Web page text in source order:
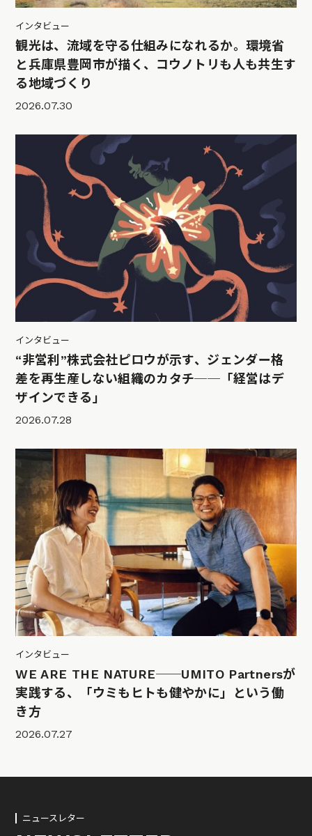
インタビュー
観光は、流域を守る仕組みになれるか。環境省
と兵庫県豊岡市が描く、コウノトリも人も共生す
る地域づくり
2026.07.30
インタビュー
“非営利”株式会社ピロウが示す、ジェンダー格
差を再生産しない組織のカタチ──「経営はデ
ザインできる」
2026.07.28
インタビュー
WE ARE THE NATURE──UMITO Partnersが
実践する、「ウミもヒトも健やかに」という働
き方
2026.07.27
ニュースレター